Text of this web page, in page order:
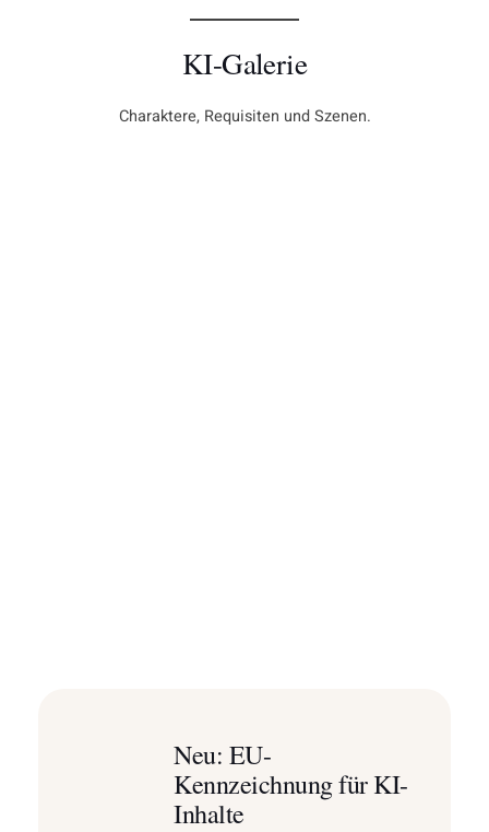
KI-Galerie
Charaktere, Requisiten und Szenen.
Neu: EU-
Kennzeichnung für KI-
Inhalte